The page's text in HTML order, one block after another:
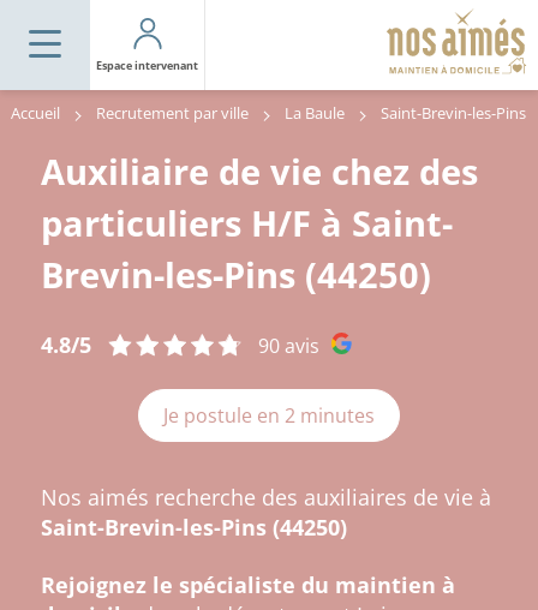
Espace intervenant
Accueil Recrutement par ville La Baule Saint-Brevin-les-Pins
Auxiliaire de vie chez des
particuliers H/F à Saint-
Brevin-les-Pins (44250)
4.8/5 90 avis
Je postule en 2 minutes
Nos aimés recherche des auxiliaires de vie à
Saint-Brevin-les-Pins (44250)
Rejoignez le spécialiste du maintien à